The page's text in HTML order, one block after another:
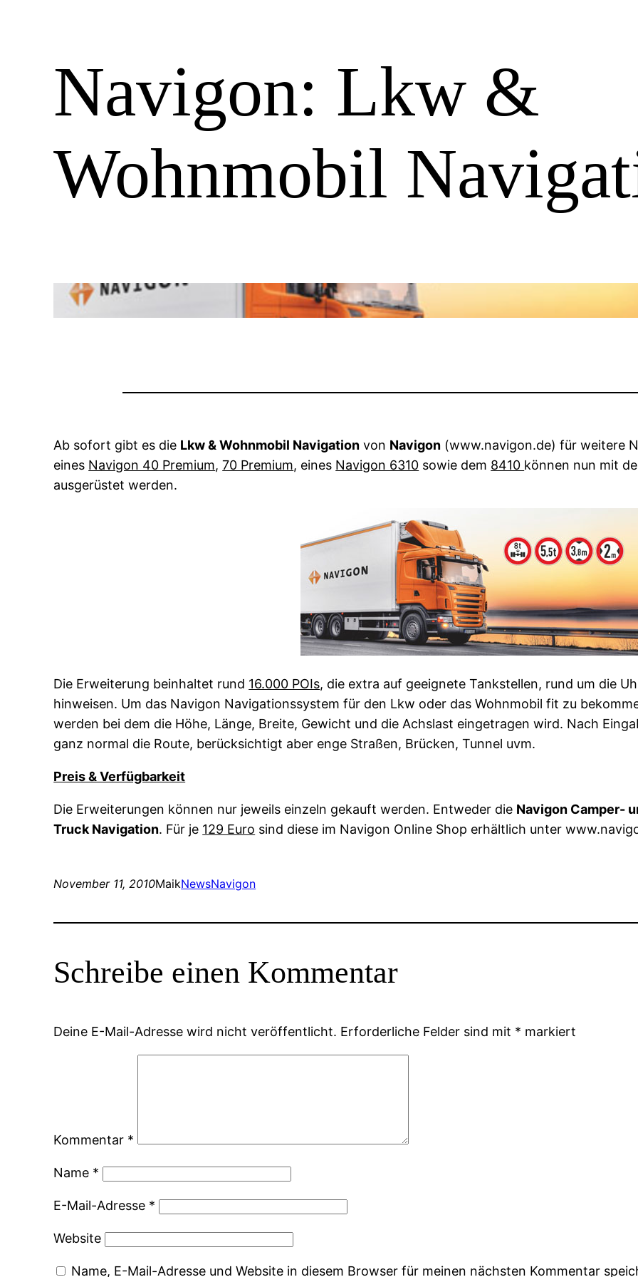
Navigon: Lkw &
Wohnmobil
Ab sofort gibt es die Lkw & Wohnmobil Navigation von Navigon (www.navigon.de) für weitere
eines Navigon 40 Premium,70 Premium, eines Navigon 6310 sowie dem 8410 können nun mit
ausgerüstet werden.
Die Erweiterung beinhaltet rund 16.000 POIs, die extra auf geeignete Tankstellen, rund um die
hinweisen. Um das Navigon Navigationssystem für den Lkw oder das Wohnmobil fit zu
werden bei dem die Höhe, Länge, Breite, Gewicht und die Achslast eingetragen wird. Nach
ganz normal die Route, berücksichtigt aber enge Straßen, Brücken, Tunnel uvm.
Preis & Verfügbarkeit
Die Erweiterungen können nur jeweils einzeln gekauft werden. Entweder die Navigon Camper-
Truck Navigation. Für je 129 Euro sind diese im Navigon Online Shop erhältlich unter
November 11, 2010MaikNewsNavigon
Schreibe einen Kommentar
Deine E-Mail-Adresse wird nicht veröffentlicht. Erforderliche Felder sind mit * markiert
Kommentar *
Name *
E-Mail-Adresse *
Website
Name, E-Mail-Adresse und Website in diesem Browser für meinen nächsten Kommentar